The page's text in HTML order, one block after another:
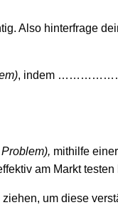
Also hinterfrage
, indem
mithilfe
am Markt testen
um diese